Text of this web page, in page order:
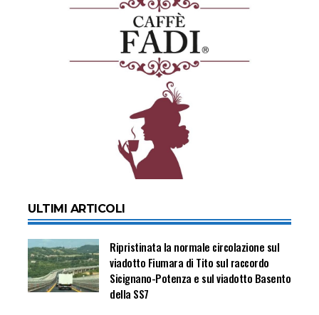
ULTIMI ARTICOLI
Ripristinata la normale circolazione sul
viadotto Fiumara di Tito sul raccordo
Sicignano-Potenza e sul viadotto Basento
della SS7